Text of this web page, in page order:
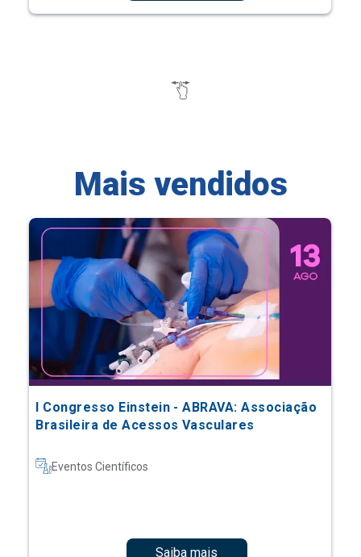
Mais vendidos
I Congresso Einstein - ABRAVA: Associação
Brasileira de Acessos Vasculares
Eventos Científicos
Saiba mais